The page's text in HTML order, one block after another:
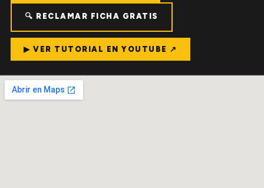
🔍 RECLAMAR FICHA GRATIS
▶ VER TUTORIAL EN YOUTUBE ↗